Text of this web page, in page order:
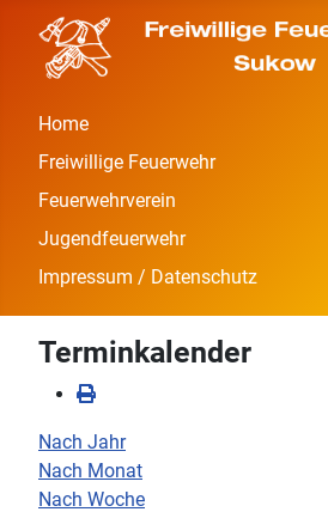
Home
Freiwillige Feuerwehr
Feuerwehrverein
Jugendfeuerwehr
Impressum / Datenschutz
Terminkalender
Nach Jahr
Nach Monat
Nach Woche